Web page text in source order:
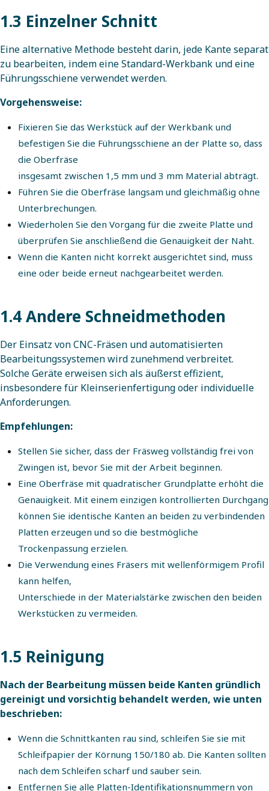
1.3 Einzelner Schnitt
Eine alternative Methode besteht darin, jede Kante separat
zu bearbeiten, indem eine Standard-Werkbank und eine
Führungsschiene verwendet werden.
Vorgehensweise:
Fixieren Sie das Werkstück auf der Werkbank und
befestigen Sie die Führungsschiene an der Platte so, dass
die Oberfräse
insgesamt zwischen 1,5 mm und 3 mm Material abträgt.
Führen Sie die Oberfräse langsam und gleichmäßig ohne
Unterbrechungen.
Wiederholen Sie den Vorgang für die zweite Platte und
überprüfen Sie anschließend die Genauigkeit der Naht.
Wenn die Kanten nicht korrekt ausgerichtet sind, muss
eine oder beide erneut nachgearbeitet werden.
1.4 Andere Schneidmethoden
Der Einsatz von CNC-Fräsen und automatisierten
Bearbeitungssystemen wird zunehmend verbreitet.
Solche Geräte erweisen sich als äußerst effizient,
insbesondere für Kleinserienfertigung oder individuelle
Anforderungen.
Empfehlungen:
Stellen Sie sicher, dass der Fräsweg vollständig frei von
Zwingen ist, bevor Sie mit der Arbeit beginnen.
Eine Oberfräse mit quadratischer Grundplatte erhöht die
Genauigkeit. Mit einem einzigen kontrollierten Durchgang
können Sie identische Kanten an beiden zu verbindenden
Platten erzeugen und so die bestmögliche
Trockenpassung erzielen.
Die Verwendung eines Fräsers mit wellenförmigem Profil
kann helfen,
Unterschiede in der Materialstärke zwischen den beiden
Werkstücken zu vermeiden.
1.5 Reinigung
Nach der Bearbeitung müssen beide Kanten gründlich
gereinigt und vorsichtig behandelt werden, wie unten
beschrieben:
Wenn die Schnittkanten rau sind, schleifen Sie sie mit
Schleifpapier der Körnung 150/180 ab. Die Kanten sollten
nach dem Schleifen scharf und sauber sein.
Entfernen Sie alle Platten-Identifikationsnummern von